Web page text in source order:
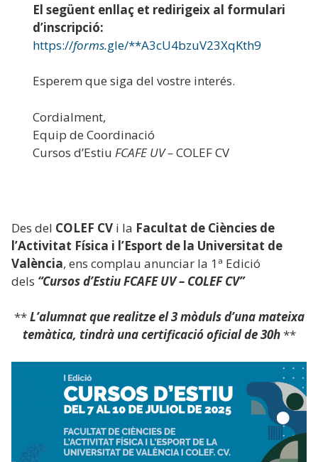
El següent enllaç et redirigeix al formulari
d’inscripció:
https://forms.gle/**A3cU4bzuV23XqKth9
Esperem que siga del vostre interés.
Cordialment,
Equip de Coordinació
Cursos d’Estiu FCAFE UV –COLEF CV
Des del COLEF CV i la Facultat de Ciències de
l’Activitat Física i l’Esport de la Universitat de
València, ens complau anunciar la 1ª Edició
dels “Cursos d’Estiu FCAFE UV – COLEF CV”
**L’alumnat que realitze el 3 mòduls d’una mateixa
temàtica, tindrà una certificació oficial de 30h**